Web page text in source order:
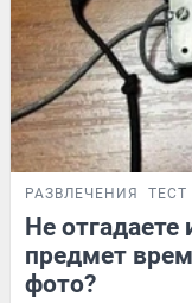
РАЗВЛЕЧЕНИЯ ТЕСТ
Не отгадаете
предмет
фото?